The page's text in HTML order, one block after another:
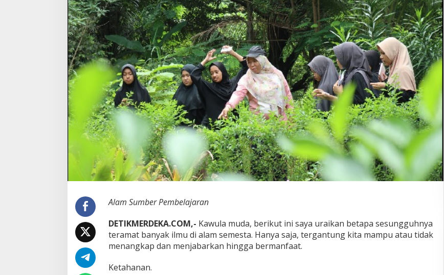
e
m
b
e
l
a
j
a
r
a
n
Alam Sumber Pembelajaran
DETIKMERDEKA.COM,- Kawula muda, berikut ini saya uraikan betapa sesungguhnya
teramat banyak ilmu di alam semesta. Hanya saja, tergantung kita mampu atau tidak
menangkap dan menjabarkan hingga bermanfaat.
Ketahanan.
Pemerintah Klarifikasi Isu Makalah
MBG untuk Nominasi Nobel
Perdamaian 2026
Di Politik Agustus 6, 2026